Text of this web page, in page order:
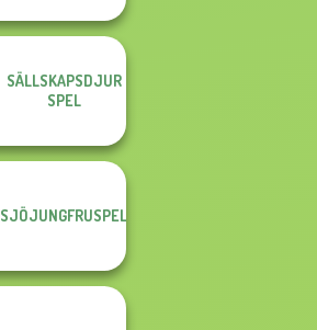
SÄLLSKAPSDJUR
SPEL
SJÖJUNGFRUSPEL